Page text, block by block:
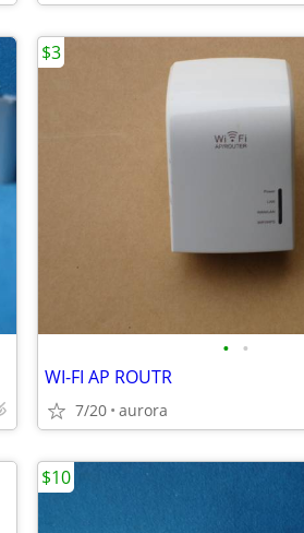
• •
WI-FI AP ROUTR
7/20 aurora
$3
$10